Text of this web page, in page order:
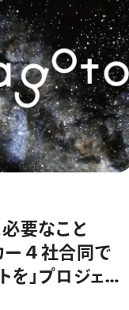
要なこと
４社合同で
を」プロジェク